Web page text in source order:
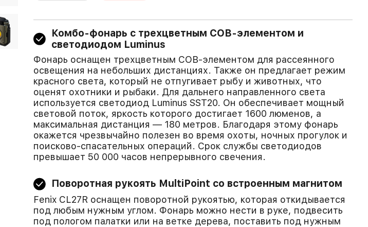
Комбо-фонарь с трехцветным COB-элементом и
светодиодом Luminus
Фонарь оснащен трехцветным COB-элементом для рассеянного
освещения на небольших дистанциях. Также он предлагает режим
красного света, который не отпугивает рыбу и животных, что
оценят охотники и рыбаки. Для дальнего направленного света
используется светодиод Luminus SST20. Он обеспечивает мощный
световой поток, яркость которого достигает 1600 люменов, а
максимальная дистанция — 180 метров. Благодаря этому фонарь
окажется чрезвычайно полезен во время охоты, ночных прогулок и
поисково-спасательных операций. Срок службы светодиодов
превышает 50 000 часов непрерывного свечения.
Поворотная рукоять MultiPoint со встроенным магнитом
Fenix CL27R оснащен поворотной рукоятью, которая откидывается
под любым нужным углом. Фонарь можно нести в руке, подвесить
под пологом палатки или на ветке дерева, поставить под нужным